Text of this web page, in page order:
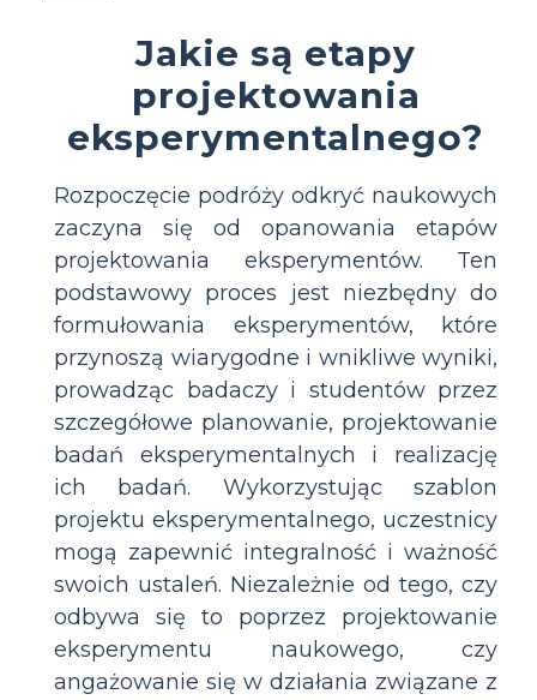
Jakie są etapy
projektowania
eksperymentalnego?
Rozpoczęcie podróży odkryć naukowych
zaczyna się od opanowania etapów
projektowania eksperymentów. Ten
podstawowy proces jest niezbędny do
formułowania eksperymentów, które
przynoszą wiarygodne i wnikliwe wyniki,
prowadząc badaczy i studentów przez
szczegółowe planowanie, projektowanie
badań eksperymentalnych i realizację
ich badań. Wykorzystując szablon
projektu eksperymentalnego, uczestnicy
mogą zapewnić integralność i ważność
swoich ustaleń. Niezależnie od tego, czy
odbywa się to poprzez projektowanie
eksperymentu naukowego, czy
angażowanie się w działania związane z